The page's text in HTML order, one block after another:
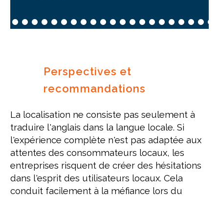
Perspectives et
recommandations
La localisation ne consiste pas seulement à
traduire l'anglais dans la langue locale. Si
l'expérience complète n'est pas adaptée aux
attentes des consommateurs locaux, les
entreprises risquent de créer des hésitations
dans l'esprit des utilisateurs locaux. Cela
conduit facilement à la méfiance lors du